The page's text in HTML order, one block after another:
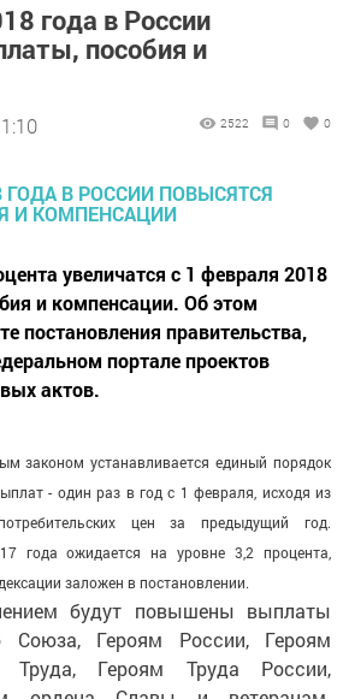
года в России
пособия и
2522 0 0
увеличатся с 1 февраля 2018
и компенсации. Об этом
постановления правительства,
портале проектов
актов.
законом устанавливается единый порядок
- один раз в год с 1 февраля, исходя из
цен за предыдущий год.
года ожидается на уровне 3,2 процента,
заложен в постановлении.
будут повышены выплаты
Союза, Героям России, Героям
Труда, Героям Труда России,